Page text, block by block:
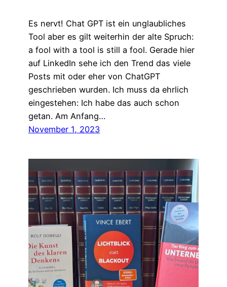
Es nervt! Chat GPT ist ein unglaubliches
Tool aber es gilt weiterhin der alte Spruch:
a fool with a tool is still a fool. Gerade hier
auf LinkedIn sehe ich den Trend das viele
Posts mit oder eher von ChatGPT
geschrieben wurden. Ich muss da ehrlich
eingestehen: Ich habe das auch schon
getan. Am Anfang…
November 1, 2023